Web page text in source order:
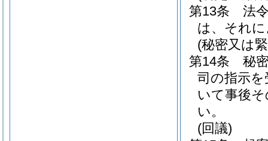
第13条
法
は、それ
(秘密又は
第14条
秘
司の指示
いて事後
い。
(回議)